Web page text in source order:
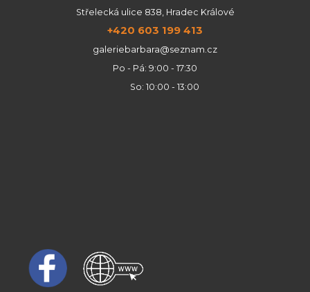
Střelecká ulice 838, Hradec Králové
+420 603 199 413
galeriebarbara@seznam.cz
Po - Pá: 9:00 - 17:30
So: 10:00 - 13:00